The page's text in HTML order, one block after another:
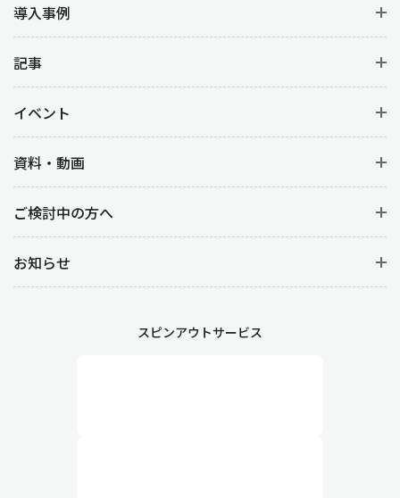
導入事例
記事
イベント
資料・動画
ご検討中の方へ
お知らせ
スピンアウトサービス